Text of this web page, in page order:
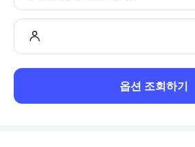
옵션 조회하기